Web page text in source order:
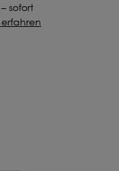
sofort